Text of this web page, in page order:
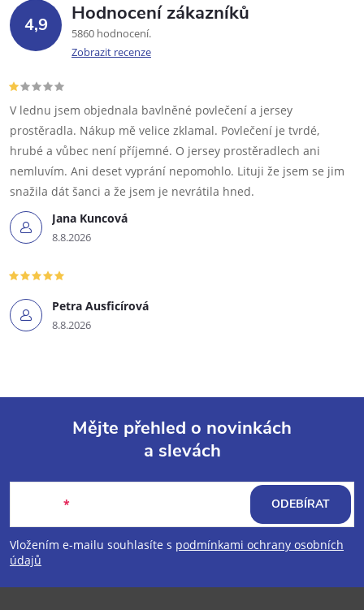
4,9 Hodnocení zákazníků
5860 hodnocení
Zobrazit recenze
Jana Kuncová
8.8.2026
V lednu jsem objednala bavlněné povlečení a jersey
prostěradla. Nákup mě velice zklamal. Povlečení je tvrdé,
hrubé a vůbec není příjemné. O jersey prostěradlech ani
nemluvím. Ani deset vyprání nepomohlo. Lituji že jsem se jim
snažila dát šanci a že jsem je nevrátila hned.
Petra Ausficírová
8.8.2026
p
a
Mějte přehled o novinkách
a slevách
Vložením e-mailu souhlasíte s podmínkami ochrany osobních
údajů
ODEBÍRAT